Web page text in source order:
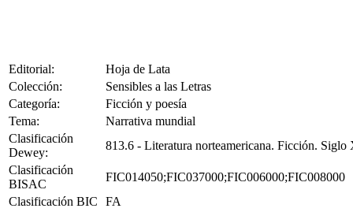
Editorial:
Hoja de Lata
Colección:
Sensibles a las Letras
Categoría:
Ficción y poesía
Tema:
Narrativa mundial
Clasificación
Dewey:
813.6 - Literatura norteamericana. Ficción.
Clasificación
BISAC
FIC014050;FIC037000;FIC006000;FIC008000
Clasificación BIC
FA